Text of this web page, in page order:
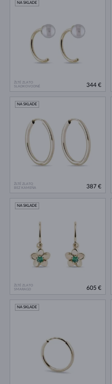
ŽLTÉ ZLATO
SLADKOVODNÉ
NA SKLADE
344 €
ŽLTÉ ZLATO
BEZ KAMEŇA
NA SKLADE
387 €
ŽLTÉ ZLATO
SMARAGD
NA SKLADE
605 €
NA SKLADE